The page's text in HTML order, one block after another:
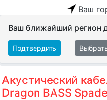
Ваш
Ваш ближайший регион
Подтвердить Выбрать
Акустический
Dragon BASS